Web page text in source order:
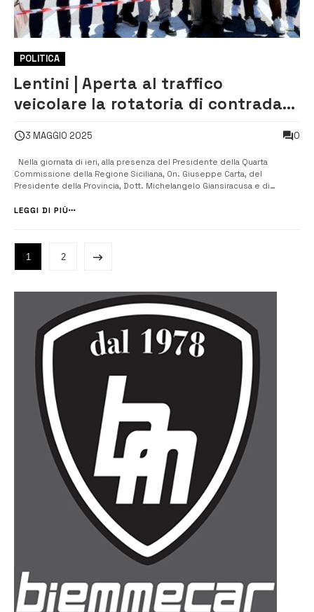
POLITICA
Lentini | Aperta al traffico
veicolare la rotatoria di contrada
3 MAGGIO 2025 0
Nella giornata di ieri, alla presenza del Presidente della Quarta
Commissione della Regione Siciliana, On. Giuseppe Carta, del
Presidente della Provincia, Dott. Michelangelo Giansiracusa e di
Contrada Carrubbazza. “Un importante passo in avanti nella messa ...
LEGGI DI PIÙ
1 2